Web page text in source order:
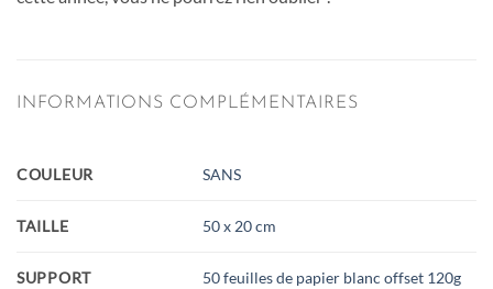
INFORMATIONS COMPLÉMENTAIRES
COULEUR SANS
TAILLE 50 x 20 cm
SUPPORT 50 feuilles de papier blanc offset 120g